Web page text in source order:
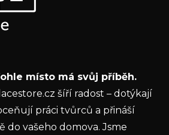
našem e-shopu.
údajůmísto má svůj příběh.
šíří radost – dotýkají
práci tvůrců a přináší
do vašeho domova. Jsme